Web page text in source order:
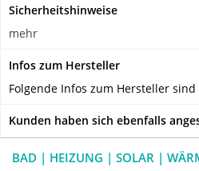
Sicherheitshinweise
mehr
Infos zum Hersteller
Folgende Infos zum Hersteller
Kunden haben sich ebenfalls
BAD | HEIZUNG | SOLAR |